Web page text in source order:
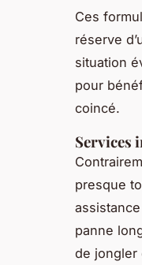
Ces
réserve
situation
pour
coincé.
Services
presque
panne
de jongler